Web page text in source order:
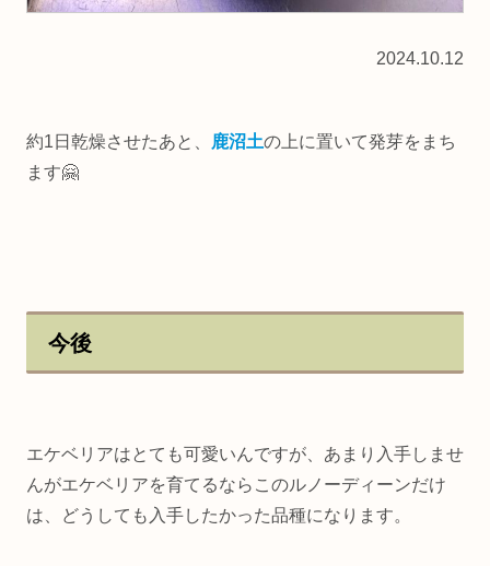
2024.10.12
約1日乾燥させたあと、 鹿沼土の上に置いて発芽をまち
ます🤗
今後
エケベリアはとても可愛いんですが、あまり入手しませ
んがエケベリアを育てるならこのルノーディーンだけ
は、どうしても入手したかった品種になります。